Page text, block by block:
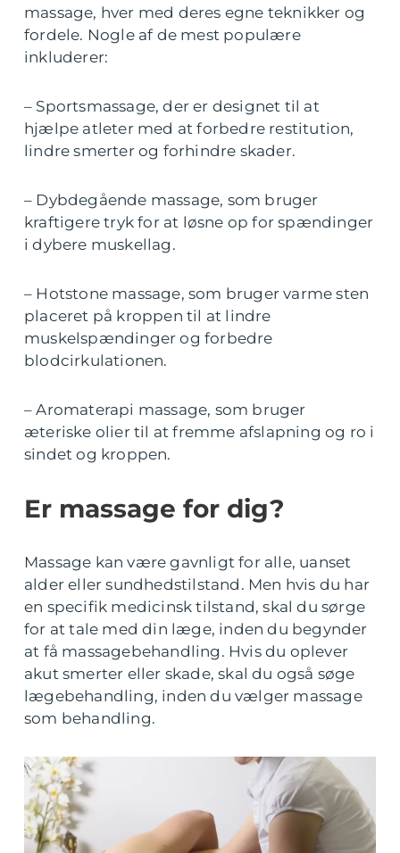
massage, hver med deres egne teknikker og
fordele. Nogle af de mest populære
inkluderer:
– Sportsmassage, der er designet til at
hjælpe atleter med at forbedre restitution,
lindre smerter og forhindre skader.
– Dybdegående massage, som bruger
kraftigere tryk for at løsne op for spændinger
i dybere muskellag.
– Hotstone massage, som bruger varme sten
placeret på kroppen til at lindre
muskelspændinger og forbedre
blodcirkulationen.
– Aromaterapi massage, som bruger
æteriske olier til at fremme afslapning og ro i
sindet og kroppen.
Er massage for dig?
Massage kan være gavnligt for alle, uanset
alder eller sundhedstilstand. Men hvis du har
en specifik medicinsk tilstand, skal du sørge
for at tale med din læge, inden du begynder
at få massagebehandling. Hvis du oplever
akut smerter eller skade, skal du også søge
lægebehandling, inden du vælger massage
som behandling.